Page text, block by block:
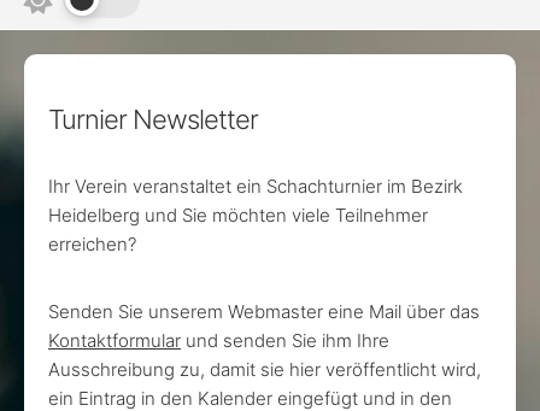
Turnier Newsletter
Ihr Verein veranstaltet ein Schachturnier im Bezirk
Heidelberg und Sie möchten viele Teilnehmer
erreichen?
Senden Sie unserem Webmaster eine Mail über das
Kontaktformular und senden Sie ihm Ihre
Ausschreibung zu, damit sie hier veröffentlicht wird,
ein Eintrag in den Kalender eingefügt und in den